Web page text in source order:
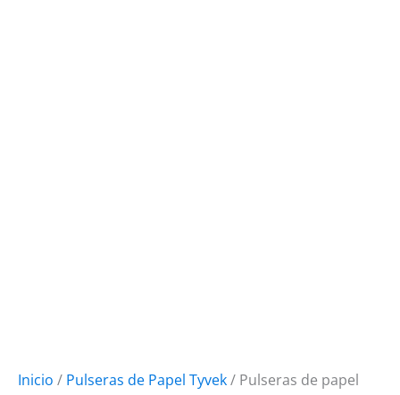
Inicio / Pulseras de Papel Tyvek/ Pulseras de papel